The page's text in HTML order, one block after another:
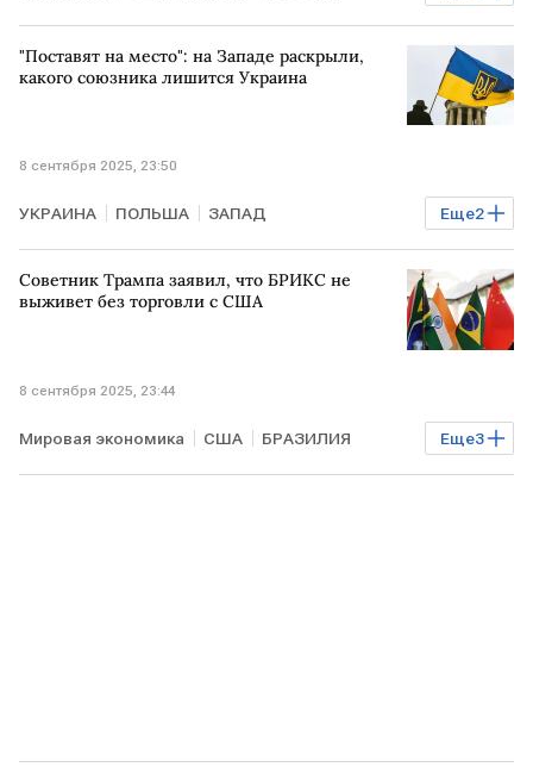
Мировая экономика ЕВРОПА Bild
"Поставят на место": на Западе раскрыли,
какого союзника лишится Украина
8 сентября 2025, 23:50
Еще2
УКРАИНА ПОЛЬША ЗАПАД
Кароль Навроцкий НАТО
Советник Трампа заявил, что БРИКС не
выживет без торговли с США
8 сентября 2025, 23:44
Еще3
Мировая экономика США БРАЗИЛИЯ
КИТАЙ Дональд Трамп Юрий Ушаков